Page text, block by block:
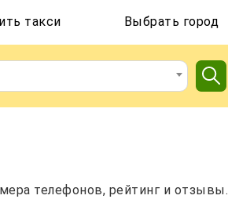
такси Выбрать город
телефонов, рейтинг и отзывы.